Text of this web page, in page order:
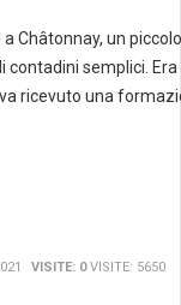
Châtonnay, un
semplici.
ricevuto una
VISITE: 0 VISITE: 5650